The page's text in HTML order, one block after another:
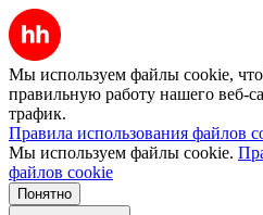
Мы используем файлы cookie,
правильную работу нашего веб-
трафик.
Правила использования файлов
Мы используем файлы cookie.
файлов cookie
Понятно